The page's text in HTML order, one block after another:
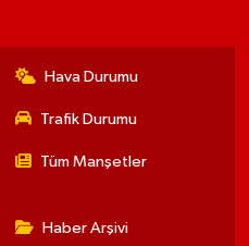
Hava Durumu
Trafik Durumu
Tüm Manşetler
Haber Arşivi